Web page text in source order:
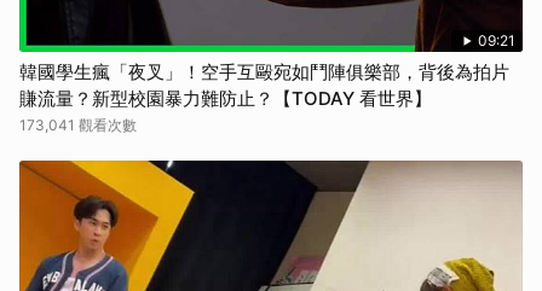
09:21
韓國學生瘋「夜叉」！空手互毆宛如鬥陣俱樂部，背後為拍片
賺流量？新型校園暴力難防止？【TODAY 看世界】
173,041 觀看次數